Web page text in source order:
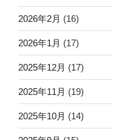
2026年2月 (16)
2026年1月 (17)
2025年12月 (17)
2025年11月 (19)
2025年10月 (14)